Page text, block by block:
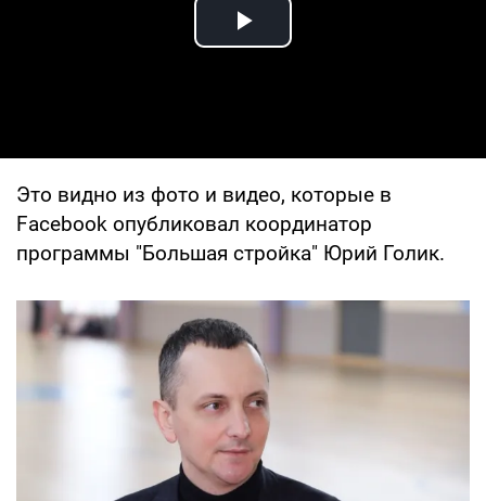
Play Video
Это видно из фото и видео, которые в
Facebook опубликовал координатор
программы "Большая стройка" Юрий Голик.